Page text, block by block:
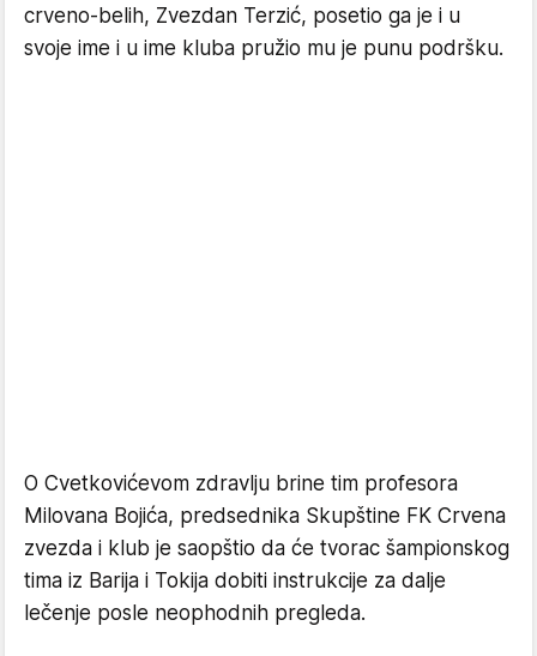
crveno-belih, Zvezdan Terzić, posetio ga je i u
svoje ime i u ime kluba pružio mu je punu podršku.
O Cvetkovićevom zdravlju brine tim profesora
Milovana Bojića, predsednika Skupštine FK Crvena
zvezda i klub je saopštio da će tvorac šampionskog
tima iz Barija i Tokija dobiti instrukcije za dalje
lečenje posle neophodnih pregleda.